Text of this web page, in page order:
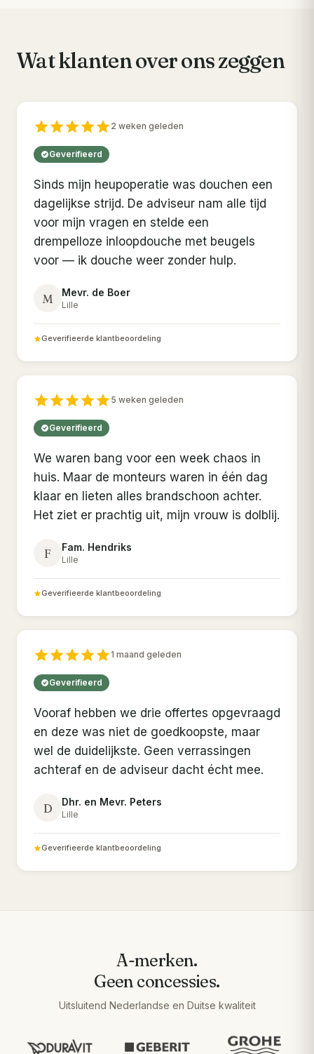
Wat klanten over ons zeggen
2 weken geleden
Geverifieerd
Sinds mijn heupoperatie was douchen een
dagelijkse strijd. De adviseur nam alle tijd
voor mijn vragen en stelde een
drempelloze inloopdouche met beugels
voor — ik douche weer zonder hulp.
M Mevr. de Boer
Lille
Geverifieerde klantbeoordeling
5 weken geleden
Geverifieerd
We waren bang voor een week chaos in
huis. Maar de monteurs waren in één dag
klaar en lieten alles brandschoon achter.
Het ziet er prachtig uit, mijn vrouw is dolblij.
F Fam. Hendriks
Lille
Geverifieerde klantbeoordeling
1 maand geleden
Geverifieerd
Vooraf hebben we drie offertes opgevraagd
en deze was niet de goedkoopste, maar
wel de duidelijkste. Geen verrassingen
achteraf en de adviseur dacht écht mee.
D Dhr. en Mevr. Peters
Lille
Geverifieerde klantbeoordeling
A-merken.
Geen concessies.
Uitsluitend Nederlandse en Duitse kwaliteit